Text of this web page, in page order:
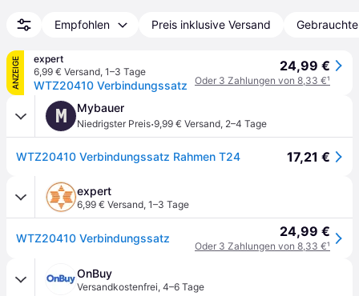
Empfohlen Preis inklusive Versand
ANZEIGE
expert
6,99 € Versand, 1–3 Tage
WTZ20410 Verbindungssatz
24,99 €
Oder 3 Zahlungen von 8,33 €¹
M Mybauer
Niedrigster Preis·9,99 € Versand, 2–4 Tage
WTZ20410 Verbindungssatz Rahmen T24 17,21 €
expert
6,99 € Versand, 1–3 Tage
WTZ20410 Verbindungssatz 24,99 €
Oder 3 Zahlungen von 8,33 €¹
OnBuy
Versandkostenfrei, 4–6 Tage